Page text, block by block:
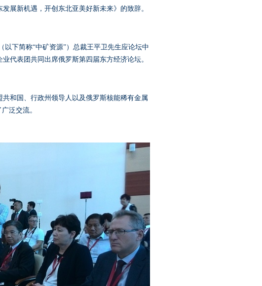
展新机遇，开创东北亚美好新未来》的致辞。
下简称“中矿资源”）总裁王平卫先生应论坛中
代表团共同出席俄罗斯第四届东方经济论坛。
和国、行政州领导人以及俄罗斯核能稀有金属
泛交流。